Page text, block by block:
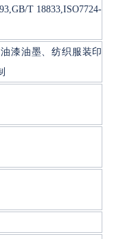
T 18833,ISO7724-
漆油墨、纺织服装印